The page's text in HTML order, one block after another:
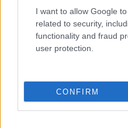
I want to allow Google
related to security,
functionality and fraud
user protection.
CONFIRM
A fuoco un
Ristorante
Maddalena,